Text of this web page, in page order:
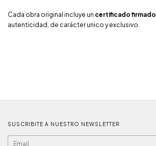
Cada obra original incluye un certificado firmado
autenticidad, de carácter unico y exclusivo.
SUSCRIBITE A NUESTRO NEWSLETTER